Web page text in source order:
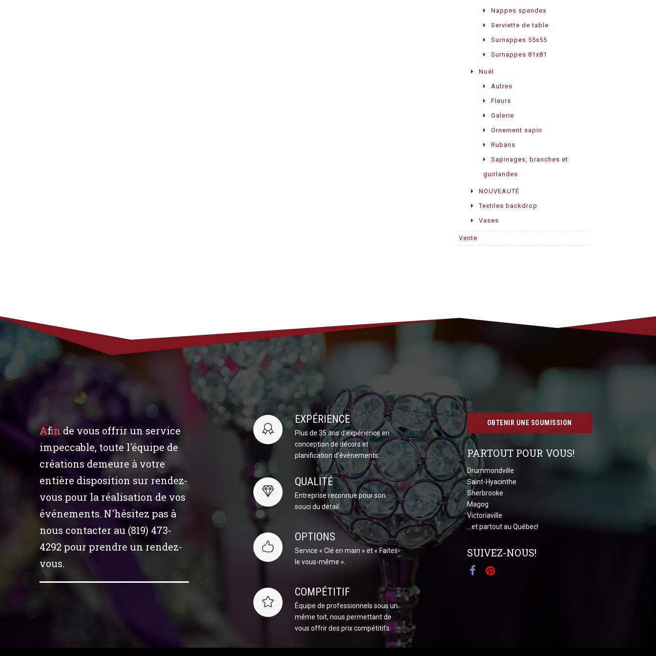
Nappes spendex
Serviette de table
Surnappes 55x55
Surnappes 81x81
Noël
Autres
Fleurs
Galerie
Ornement sapin
Rubans
Sapinages, branches et
guirlandes
NOUVEAUTÉ
Textiles backdrop
Vases
Vente
Afin de vous offrir un service
impeccable, toute l'équipe de
créations demeure à votre
entière disposition sur rendez-
vous pour la réalisation de vos
événements. N'hésitez pas à
nous contacter au (819) 473-
4292 pour prendre un rendez-
vous.
EXPÉRIENCE
Plus de 35 ans d’expérience en
conception de décors et
planification d’événements.
QUALITÉ
Entreprise reconnue pour son
souci du détail.
OPTIONS
Service « Clé en main » et « Faites-
le vous-même ».
COMPÉTITIF
Équipe de professionnels sous un
même toit, nous permettant de
vous offrir des prix compétitifs.
OBTENIR UNE SOUMISSION
PARTOUT POUR VOUS!
Drummondville
Saint-Hyacinthe
Sherbrooke
Magog
Victoriaville
...et partout au Québec!
SUIVEZ-NOUS!